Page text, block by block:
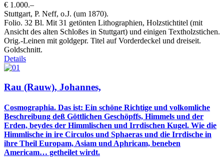
€ 1.000.–
Stuttgart, P. Neff, o.J. (um 1870).
Folio. 32 Bl. Mit 31 getönten Lithographien, Holzstichtitel (mit
Ansicht des alten Schloßes in Stuttgart) und einigen Textholzstichen.
Orig.-Leinen mit goldgepr. Titel auf Vorderdeckel und dreiseit.
Goldschnitt.
Details
Rau (Rauw), Johannes,
Cosmographia. Das ist: Ein schöne Richtige und volkomliche
Beschreibung deß Göttlichen Geschöpffs, Himmels und der
Erden, beydes der Himmlischen und Irrdischen Kugel. Wie die
Himmlische in ire Circulos und Sphaeras und die Irrdische in
ihre Theil Europam, Asiam und Aphricam, beneben
Americam… getheilet wirdt.